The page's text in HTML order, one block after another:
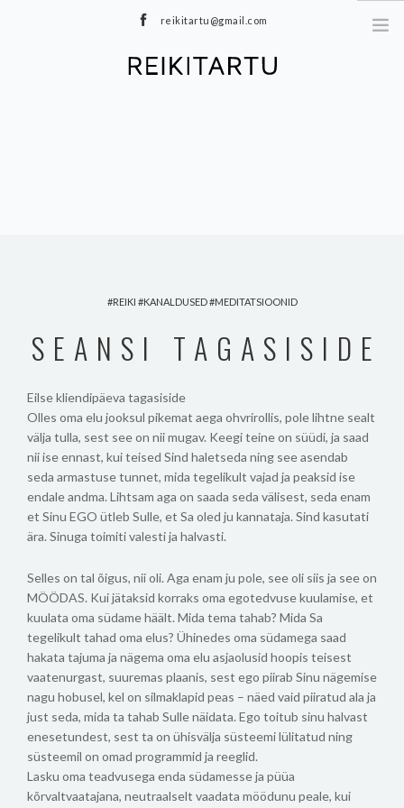
reikitartu@gmail.com
REIKI KANALDUSED MEDITATSIOONID
SEANSI TAGASISIDE
Eilse kliendipäeva tagasiside
Olles oma elu jooksul pikemat aega ohvrirollis, pole lihtne sealt
välja tulla, sest see on nii mugav. Keegi teine on süüdi, ja saad
nii ise ennast, kui teised Sind haletseda ning see asendab
seda armastuse tunnet, mida tegelikult vajad ja peaksid ise
endale andma. Lihtsam aga on saada seda välisest, seda enam
et Sinu EGO ütleb Sulle, et Sa oled ju kannataja. Sind kasutati
ära. Sinuga toimiti valesti ja halvasti.
Selles on tal õigus, nii oli. Aga enam ju pole, see oli siis ja see on
MÖÖDAS. Kui jätaksid korraks oma egotedvuse kuulamise, et
kuulata oma südame häält. Mida tema tahab? Mida Sa
tegelikult tahad oma elus? Ühinedes oma südamega saad
hakata tajuma ja nägema oma elu asjaolusid hoopis teisest
vaatenurgast, suuremas plaanis, sest ego piirab Sinu nägemise
nagu hobusel, kel on silmaklapid peas – näed vaid piiratud ala ja
just seda, mida ta tahab Sulle näidata. Ego toitub sinu halvast
enesetundest, sest ta on ühisvälja süsteemi lülitatud ning
süsteemil on omad programmid ja reeglid.
Lasku oma teadvusega enda südamesse ja püüa
kõrvaltvaatajana, neutraalselt vaadata möödunu peale, kui